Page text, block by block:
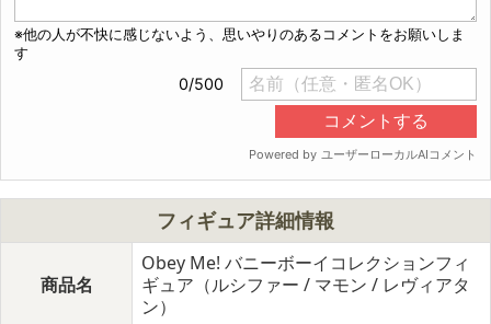
フィギュア詳細情報
商品名
Obey Me! バニーボーイコレクションフィ
ギュア（ルシファー / マモン / レヴィアタ
ン）